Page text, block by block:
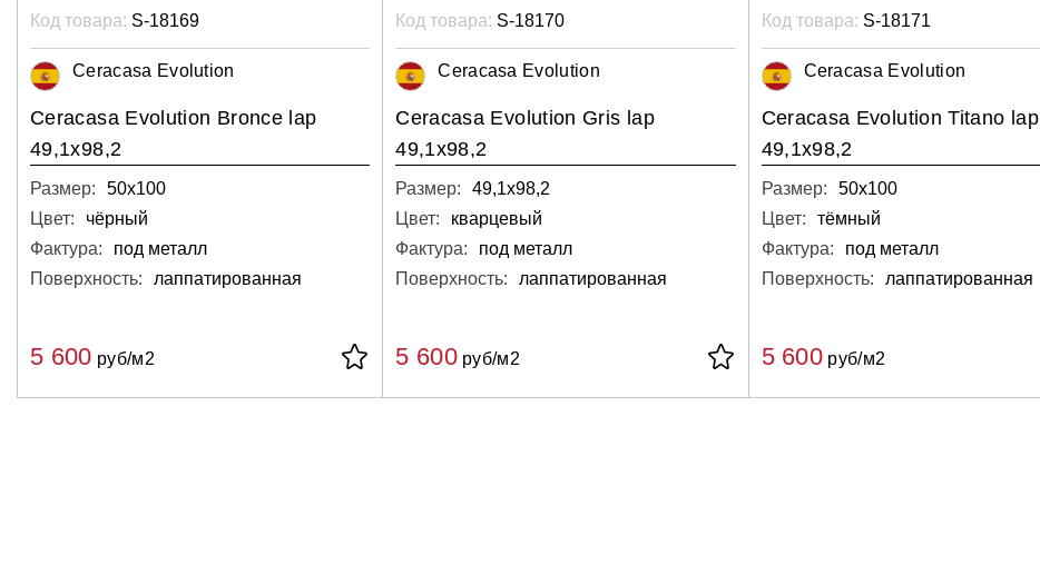
Код товара: S-18169
Ceracasa Evolution
Ceracasa Evolution Bronce lap
49,1x98,2
Размер:
50х100
Цвет:
чёрный
Фактура:
под металл
Поверхность:
лаппатированная
5 600 руб/м2
Код товара: S-18170
Ceracasa Evolution
Ceracasa Evolution Gris lap
49,1x98,2
Размер:
49,1х98,2
Цвет:
кварцевый
Фактура:
под металл
Поверхность:
лаппатированная
5 600руб/м2
Код товара: S-18171
Ceracasa Evolution
Ceracasa Evolution Titano lap
49,1x98,2
Размер:
50х100
Цвет:
тёмный
Фактура:
под металл
Поверхность:
лаппатированная
5 600 руб/м2